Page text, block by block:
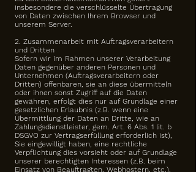
insbesondere die verschlüsselte Übertragung
von Daten zwischen Ihrem Browser und
unserem Server.
2. Zusammenarbeit mit Auftragsverarbeitern
und Dritten
Sofern wir im Rahmen unserer Verarbeitung
Daten gegenüber anderen Personen und
Unternehmen (Auftragsverarbeitern oder
Dritten) offenbaren, sie an diese übermitteln
oder ihnen sonst Zugriff auf die Daten
gewähren, erfolgt dies nur auf Grundlage einer
gesetzlichen Erlaubnis (z.B. wenn eine
Übermittlung der Daten an Dritte, wie an
Zahlungsdienstleister, gem. Art. 6 Abs. 1 lit. b
DSGVO zur Vertragserfüllung erforderlich ist),
Sie eingewilligt haben, eine rechtliche
Verpflichtung dies vorsieht oder auf Grundlage
unserer berechtigten Interessen (z.B. beim
Einsatz von Beauftragten, Webhostern, etc.).